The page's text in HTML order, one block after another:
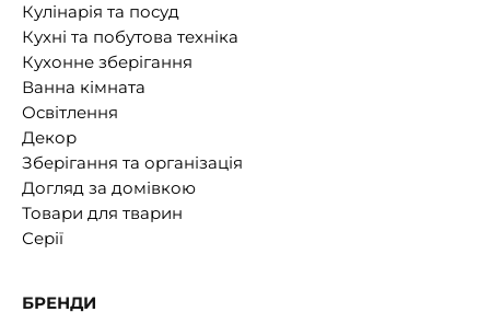
Кулінарія та посуд
Кухні та побутова техніка
Кухонне зберігання
Ванна кімната
Освітлення
Декор
Зберігання та організація
Догляд за домівкою
Товари для тварин
Серії
БРЕНДИ